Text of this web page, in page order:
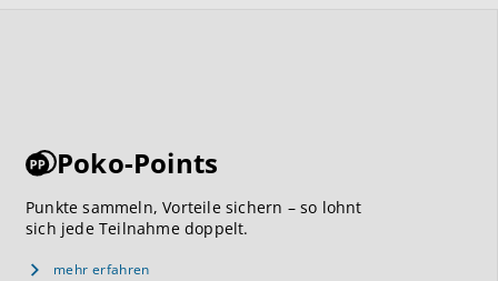
Poko-Points
Punkte sammeln, Vorteile sichern – so lohnt
sich jede Teilnahme doppelt.
mehr erfahren